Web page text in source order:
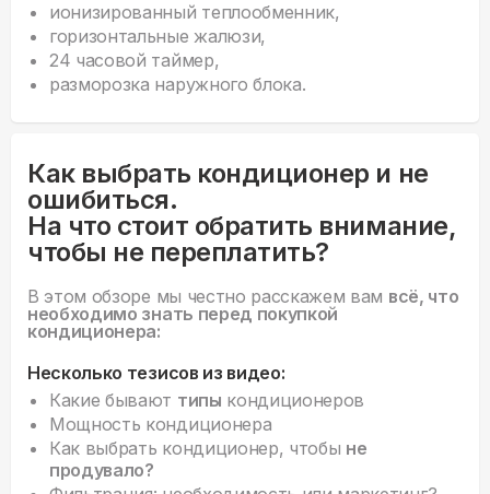
ионизированный теплообменник,
горизонтальные жалюзи,
24 часовой таймер,
разморозка наружного блока.
Как выбрать кондиционер и не
ошибиться.
На что стоит обратить внимание,
чтобы не переплатить?
В этом обзоре мы честно расскажем вам всё, что
необходимо знать перед покупкой
кондиционера:
Несколько тезисов из видео:
Какие бывают типы кондиционеров
Мощность кондиционера
Как выбрать кондиционер, чтобы не
продувало?